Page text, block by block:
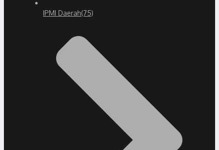
IPMI Daerah(75)